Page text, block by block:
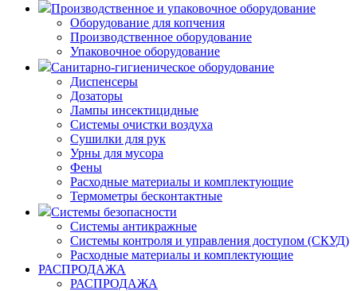
Производственное и упаковочное оборудование
Оборудование для копчения
Производственное оборудование
Упаковочное оборудование
Санитарно-гигиеническое оборудование
Диспенсеры
Дозаторы
Лампы инсектицидные
Системы очистки воздуха
Сушилки для рук
Урны для мусора
Фены
Расходные материалы и комплектующие
Термометры бесконтактные
Системы безопасности
Системы антикражные
Системы контроля и управления доступом (СКУД)
Расходные материалы и комплектующие
РАСПРОДАЖА
РАСПРОДАЖА